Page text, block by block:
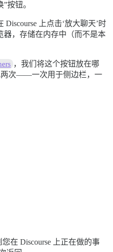
按钮。
上点击‘放大聊天’时
，存储在内存中（而不是本
，我们将这个按钮放在哪
两次——一次用于侧边栏，一
在 Discourse 上正在做的事